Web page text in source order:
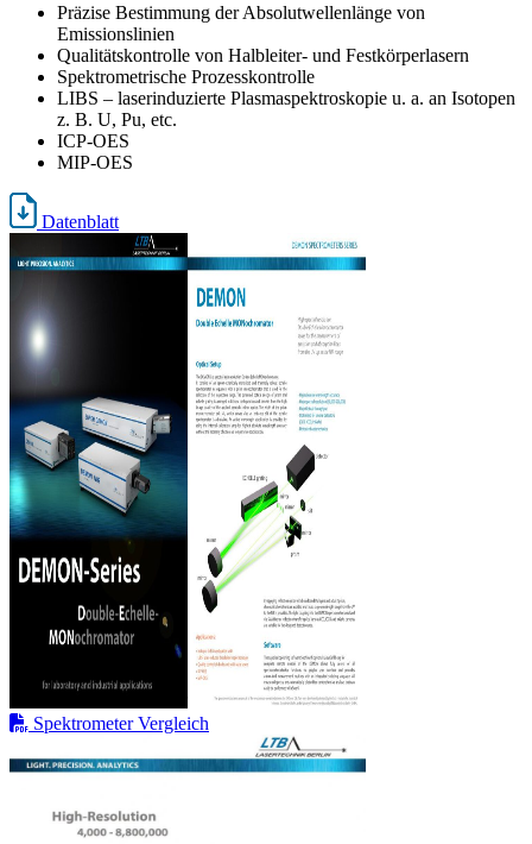
Präzise Bestimmung der Absolutwellenlänge von
Emissionslinien
Qualitätskontrolle von Halbleiter- und Festkörperlasern
Spektrometrische Prozesskontrolle
LIBS – laserinduzierte Plasmaspektroskopie u. a. an Isotopen
z. B. U, Pu, etc.
ICP-OES
MIP-OES
Datenblatt
Spektrometer Vergleich